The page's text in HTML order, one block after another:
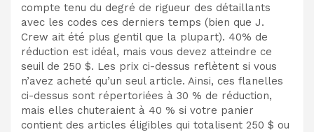
compte tenu du degré de rigueur des détaillants
avec les codes ces derniers temps (bien que J.
Crew ait été plus gentil que la plupart). 40% de
réduction est idéal, mais vous devez atteindre ce
seuil de 250 $. Les prix ci-dessus reflètent si vous
n’avez acheté qu’un seul article. Ainsi, ces flanelles
ci-dessus sont répertoriées à 30 % de réduction,
mais elles chuteraient à 40 % si votre panier
contient des articles éligibles qui totalisent 250 $ ou